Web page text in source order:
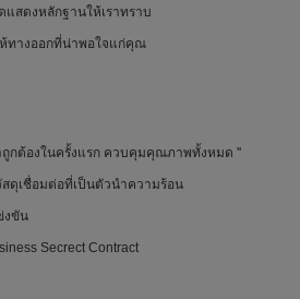
สดงหลักฐานให้เราทราบ
ทางออกที่น่าพอใจแก่คุณ
ถูกต้องในครั้งแรก ควบคุมคุณภาพทั้งหมด ''
ดุเชื่อมต่อที่เป็นตัวนำความร้อน
งขัน
Secrect Contract